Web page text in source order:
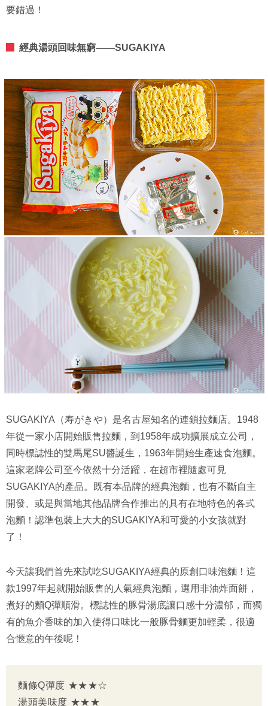
要錯過！
經典湯頭回味無窮——SUGAKIYA
SUGAKIYA（寿がきや）是名古屋知名的連鎖拉麵店。1948
年從一家小店開始販售拉麵，到1958年成功擴展成立公司，
同時標誌性的雙馬尾SU醬誕生，1963年開始生產速食泡麵。
這家老牌公司至今依然十分活躍，在超市裡隨處可見
SUGAKIYA的產品。既有本品牌的經典泡麵，也有不斷自主
開發、或是與當地其他品牌合作推出的具有在地特色的各式
泡麵！認準包裝上大大的SUGAKIYA和可愛的小女孩就對
了！
今天讓我們首先來試吃SUGAKIYA經典的原創口味泡麵！這
款1997年起就開始販售的人氣經典泡麵，選用非油炸面餅，
煮好的麵Q彈順滑。標誌性的豚骨湯底讓口感十分濃郁，而獨
有的魚介香味的加入使得口味比一般豚骨麵更加輕柔，很適
合愜意的午後呢！
麵條Q彈度 ★★★☆
湯頭美味度 ★★★